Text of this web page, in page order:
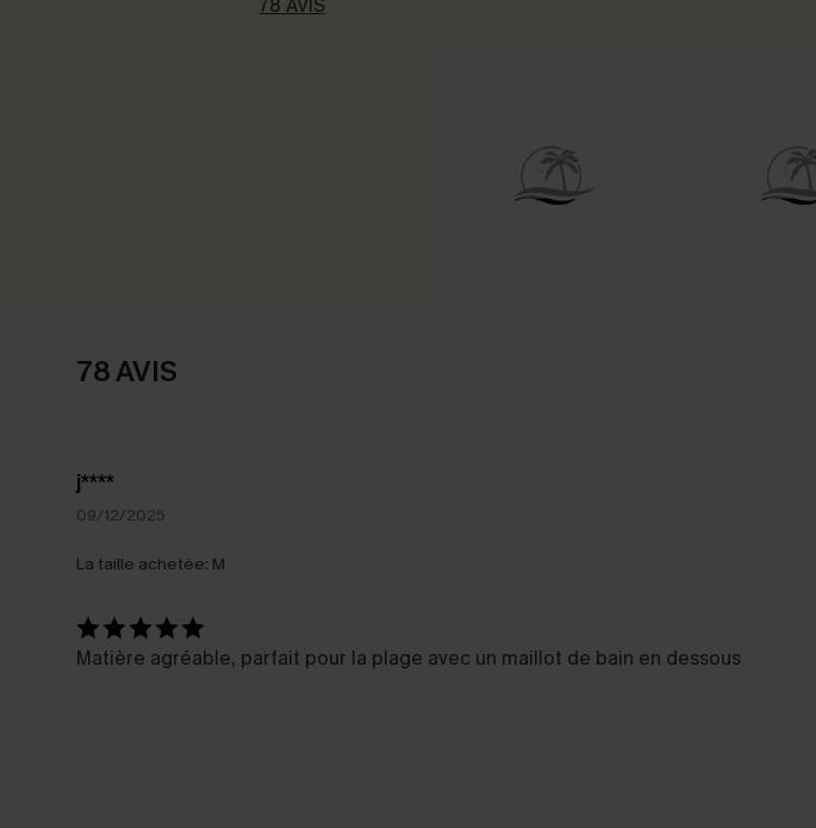
78 AVIS
78 AVIS
j****
09/12/2025
La taille achetée: M
Matière agréable, parfait pour la plage avec un maillot de bain en dessous